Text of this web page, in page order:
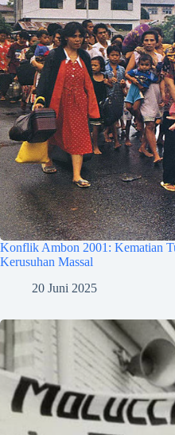
Konflik Ambon 2001: Kematian
Kerusuhan Massal
20 Juni 2025